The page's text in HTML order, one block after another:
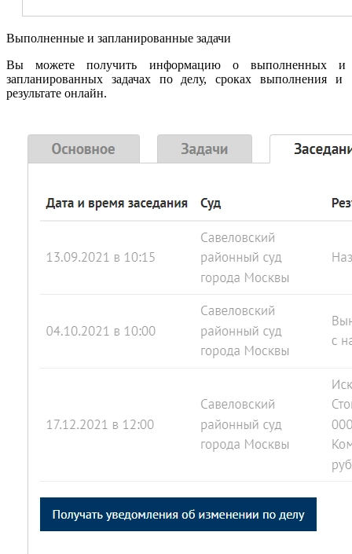
Выполненные и запланированные задачи
Вы можете получить информацию о выполненных и
запланированных задачах по делу, сроках выполнения и
результате онлайн.